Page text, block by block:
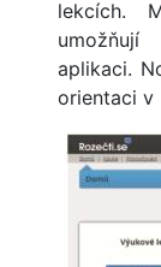
lekcích.
aplikaci.
orientaci v